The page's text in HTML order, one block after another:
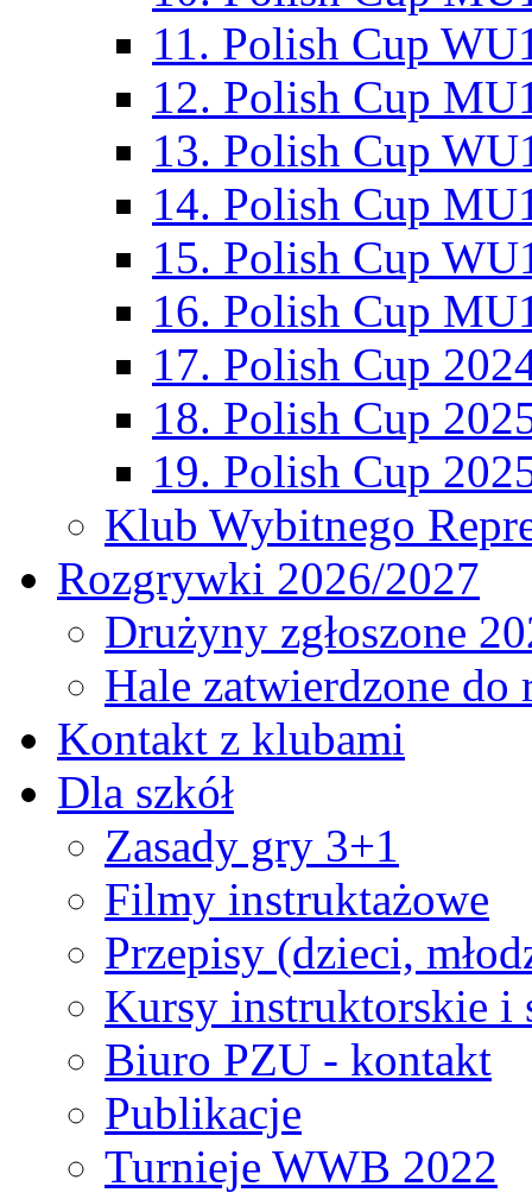
11. Polish Cup
12. Polish Cup
13. Polish Cup
14. Polish Cup
15. Polish Cup
16. Polish Cup
17. Polish Cup
18. Polish Cup
19. Polish Cup
Klub Wybitnego
Rozgrywki 2026/2027
Drużyny zgłoszone
Hale zatwierdzone
Kontakt z klubami
Dla szkół
Zasady gry 3+1
Filmy instruktażowe
Przepisy (dzieci,
Kursy instruktorskie i
Biuro PZU - kontakt
Publikacje
Turnieje WWB 2022